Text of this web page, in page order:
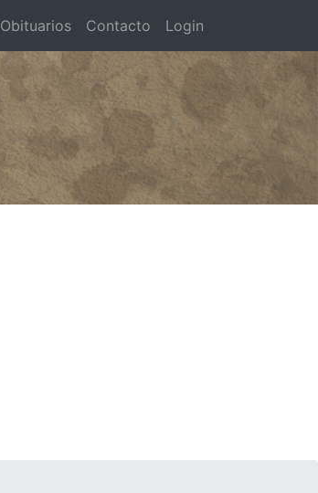
Obituarios Contacto Login